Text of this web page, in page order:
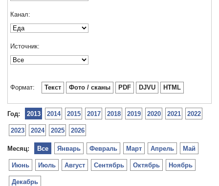
Канал:
Источник:
Формат: Текст Фото / сканы PDF DJVU HTML
Год: 2013 2014 2015 2017 2018 2019 2020 2021 2022
2023 2024 2025 2026
Месяц: Январь Февраль Март Апрель Май
Июнь Июль Август Сентябрь Октябрь Ноябрь
Декабрь
Все